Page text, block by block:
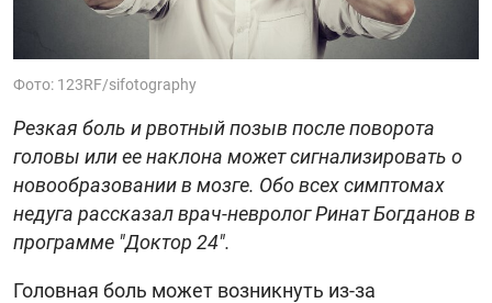
Фото: 123RF/sifotography
Резкая боль и рвотный позыв после поворота
головы или ее наклона может сигнализировать о
новообразовании в мозге. Обо всех симптомах
недуга рассказал врач-невролог Ринат Богданов в
программе "Доктор 24".
Головная боль может возникнуть из-за